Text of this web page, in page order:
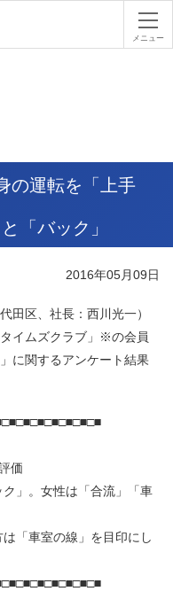
パーク２
メニュー
の運転を「上手
「バック」
2016年05月09日
田区、社長：西川光一）
イムズクラブ」※の会員
に関するアンケート結果
価
」。女性は「合流」「車
「車室の線」を目印にし